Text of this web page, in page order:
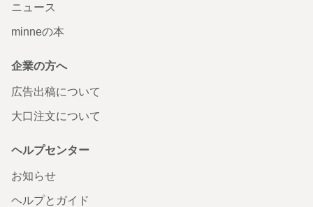
ニュース
minneの本
企業の方へ
広告出稿について
大口注文について
ヘルプセンター
お知らせ
ヘルプとガイド